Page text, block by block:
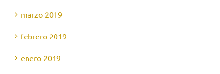
marzo 2019
febrero 2019
enero 2019